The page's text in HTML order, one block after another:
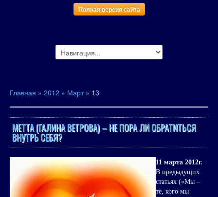
Полная версия сайта
Главная » 2012 » Март » 13
METTA (ГАЛИНА ВЕТРОВА) – НЕ ПОРА ЛИ ОБРАТИТЬСЯ
ВНУТРЬ СЕБЯ?
11 марта 2012г.
В предыдущих
статьях («Мы –
те, кого мы